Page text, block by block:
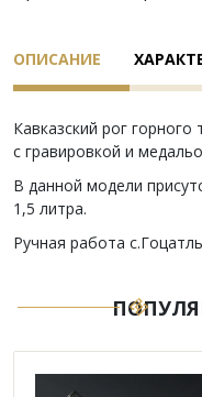
ОПИСАНИЕ
Кавказский рог
с гравировкой и
В данной модели
1,5 литра.
Ручная работа